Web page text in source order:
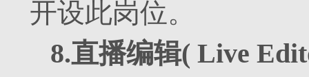
开设此岗位。
8.直播编辑( Live